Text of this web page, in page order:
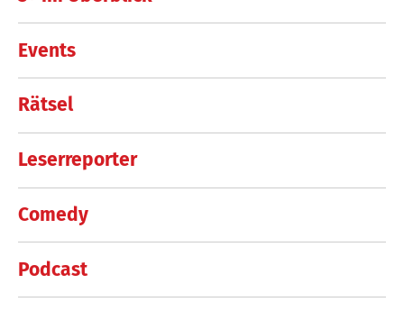
Events
Rätsel
Leserreporter
Comedy
Podcast